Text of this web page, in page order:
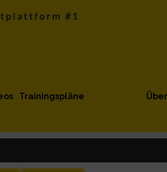
Trainingspläne